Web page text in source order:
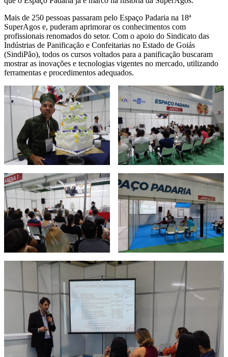
Mais de 250 pessoas passaram pelo Espaço Padaria na 18ª
SuperAgos e, puderam aprimorar os conhecimentos com
profissionais renomados do setor. Com o apoio do Sindicato das
Indústrias de Panificação e Confeitarias no Estado de Goiás
(SindiPão), todos os cursos voltados para a panificação buscaram
mostrar as inovações e tecnologias vigentes no mercado, utilizando
ferramentas e procedimentos adequados.